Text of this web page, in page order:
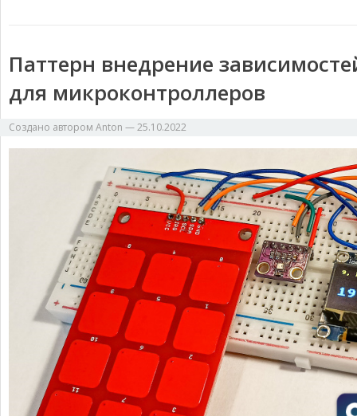
Паттерн внедрение
для микроконтроллеров
Создано автором Anton —25.10.2022